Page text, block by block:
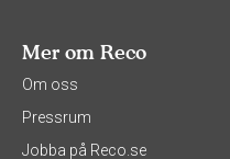
Mer om Reco
Om oss
Pressrum
Jobba på Reco.se